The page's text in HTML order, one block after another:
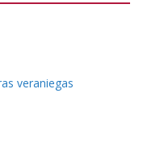
veraniegas